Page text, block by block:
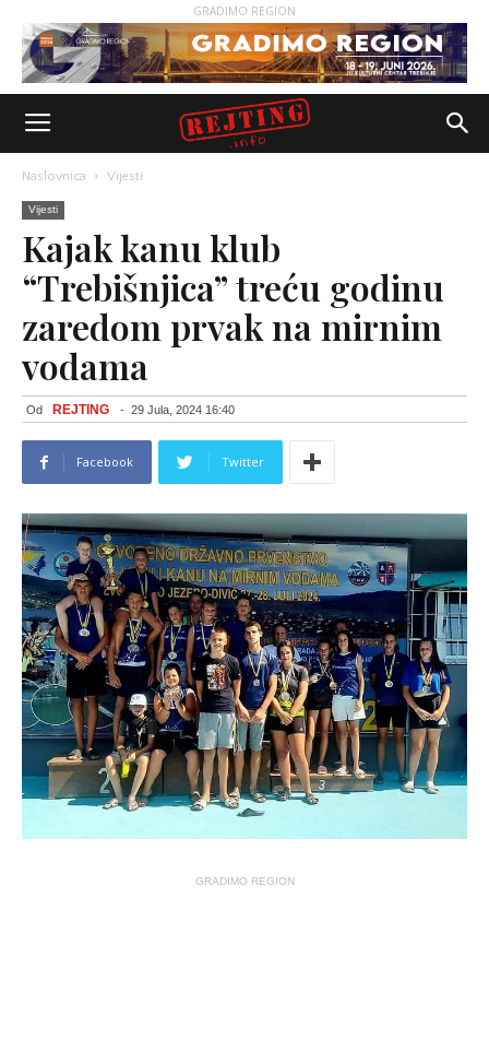
GRADIMO REGION
Naslovnica Vijesti
Vijesti
Kajak kanu klub
“Trebišnjica” treću godinu
zaredom prvak na mirnim
vodama
Od REJTING - 29 Jula, 2024 16:40
Facebook Twitter
GRADIMO REGION